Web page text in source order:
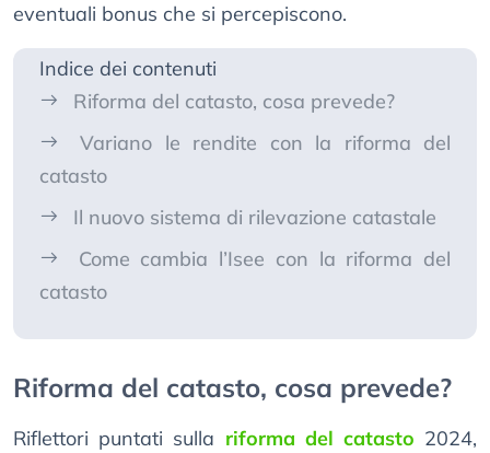
eventuali bonus che si percepiscono.
Indice dei contenuti
Riforma del catasto, cosa prevede?
Variano le rendite con la riforma del
catasto
Il nuovo sistema di rilevazione catastale
Come cambia l’Isee con la riforma del
catasto
Riforma del catasto, cosa prevede?
Riflettori puntati sulla riforma del catasto 2024,